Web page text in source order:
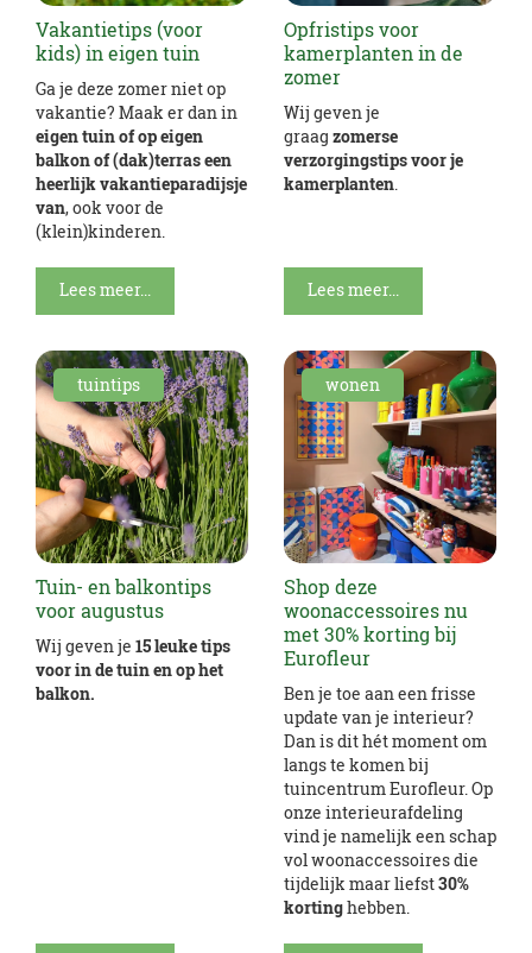
Vakantietips (voor
kids) in eigen tuin
Ga je deze zomer niet op
vakantie? Maak er dan in
eigen tuin of op eigen
balkon of (dak)terras een
heerlijk vakantieparadijsje
van, ook voor de
(klein)kinderen.
Lees meer...
Opfristips voor
kamerplanten in de
zomer
Wij geven je
graag zomerse
verzorgingstips voor je
kamerplanten.
Lees meer...
tuintips
Tuin- en balkontips
voor augustus
Wij geven je 15 leuke tips
voor in de tuin en op het
balkon.
wonen
Shop deze
woonaccessoires nu
met 30% korting bij
Eurofleur
Ben je toe aan een frisse
update van je interieur?
Dan is dit hét moment om
langs te komen bij
tuincentrum Eurofleur. Op
onze interieurafdeling
vind je namelijk een schap
vol woonaccessoires die
tijdelijk maar liefst30%
kortinghebben.